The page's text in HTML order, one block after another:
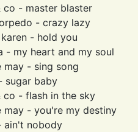
co - master blaster
- crazy lazy
- hold you
- my heart and my soul
may - sing song
sugar baby
co - flash in the sky
may - you're my destiny
ain't nobody